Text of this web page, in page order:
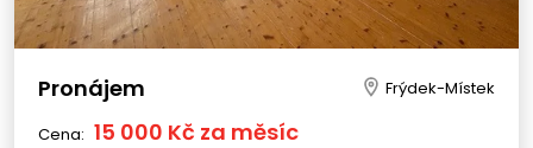
Pronájem Frýdek-Místek
Cena: 15 000 Kč za měsíc